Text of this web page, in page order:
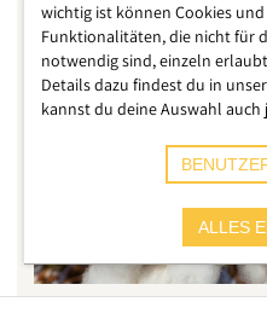
wichtig ist können Cookies
Funktionalitäten, die nicht für
notwendig sind, einzeln
Details dazu findest du in
kannst du deine Auswahl
ALLES